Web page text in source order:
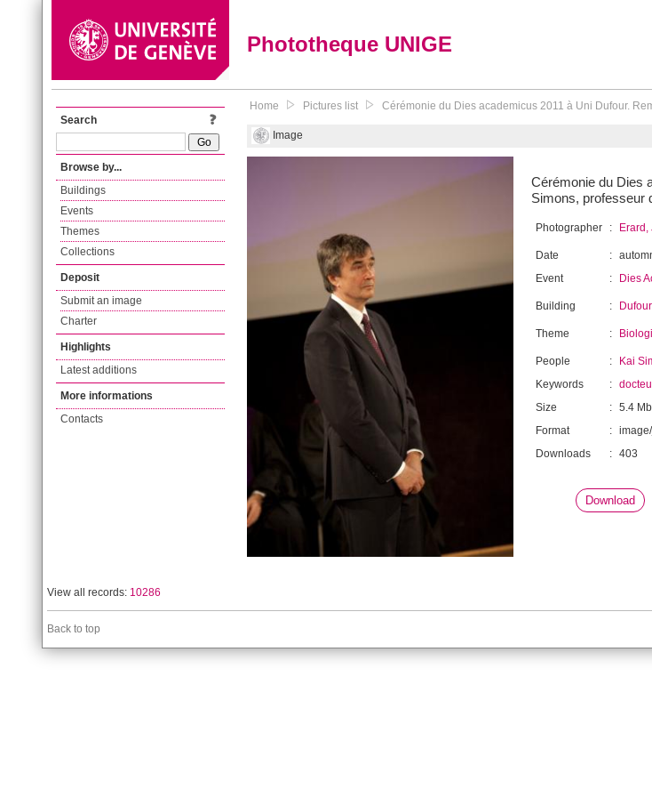
Phototheque UNIGE
Search
Browse by...
Buildings
Events
Themes
Collections
Deposit
Submit an image
Charter
Highlights
Latest additions
More informations
Contacts
Home Pictures list Cérémonie du Dies academicus 2011 à Uni Dufour.
Image
Cérémonie du Dies
Simons, professeur
Photographer :
Date :
Event
: Dies
Building : Dufour
Theme :
People :
Kai
Keywords
:
Size
: 5.4 Mb
Format
:
Downloads
: 403
Download
View all records: 10286
Back to top